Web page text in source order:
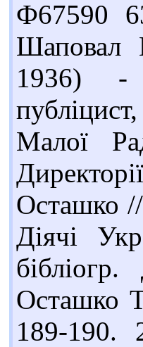
Ф67590
Шаповал
1936) -
Малої
Осташко
Діячі
Осташко
189-190.